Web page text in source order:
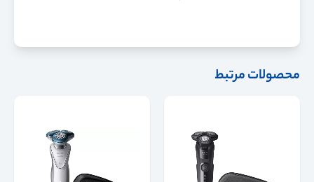
محصولات مرتبط